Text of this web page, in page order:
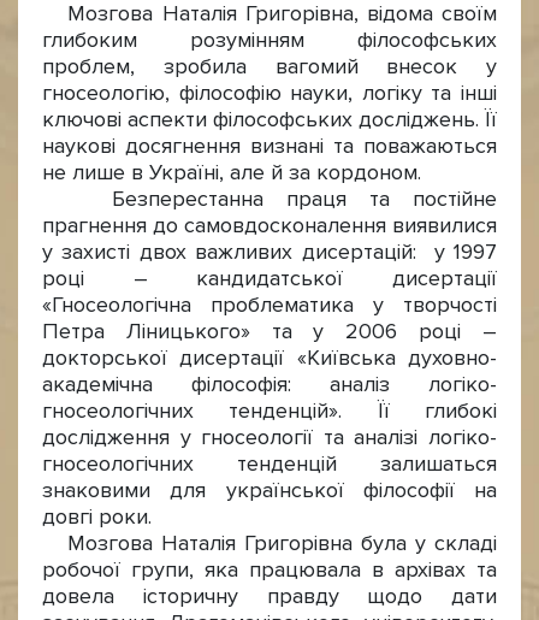
Мозгова Наталія Григорівна, відома своїм
глибоким розумінням філософських
проблем, зробила вагомий внесок у
гносеологію, філософію науки, логіку та інші
ключові аспекти філософських досліджень. Її
наукові досягнення визнані та поважаються
не лише в Україні, але й за кордоном.
Безперестанна праця та постійне
прагнення до самовдосконалення виявилися
у захисті двох важливих дисертацій: у 1997
році – кандидатської дисертації
«Гносеологічна проблематика у творчості
Петра Ліницького» та у 2006 році –
докторської дисертації «Київська духовно-
академічна філософія: аналіз логіко-
гносеологічних тенденцій». Її глибокі
дослідження у гносеології та аналізі логіко-
гносеологічних тенденцій залишаться
знаковими для української філософії на
довгі роки.
Мозгова Наталія Григорівна була у складі
робочої групи, яка працювала в архівах та
довела історичну правду щодо дати